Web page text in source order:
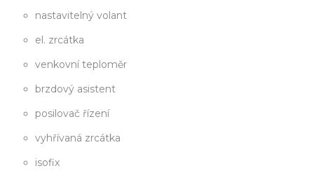
nastavitelný volant
el. zrcátka
venkovní teploměr
brzdový asistent
posilovač řízení
vyhřívaná zrcátka
isofix